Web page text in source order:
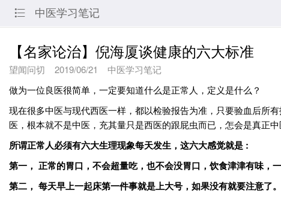
 中医学习笔记
【名家论治】倪海厦谈健康的六大标准
望闻问切 2019/06/21
中医学习笔记
做为一位良医很简单，一定要知道什么是正常人，定义是什么？
现在很多中医与现代西医一样，都以检验报告为准，只要验血后所
医，根本就不是中医，充其量只是西医的跟屁虫而已，怎会是真正
所谓正常人必须有六大生理现象每天发生，这六大感觉就是 :
第一， 正常的胃口，不会超量吃，也不会没胃口，饮食津津有味，
第二， 每天早上一起床第一件事就是上大号，如果没有就要注意了。